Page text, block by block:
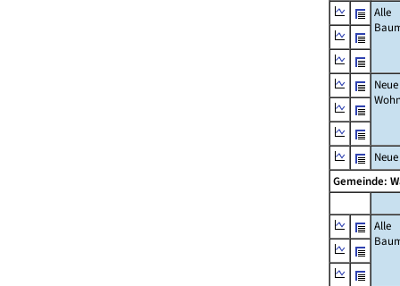
Alle
Neue
Gemeinde:
Alle